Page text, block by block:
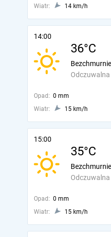
Wiatr:
14 km/h
14:00
36°C
Odczuwalna
Opad: 0 mm
Wiatr:
15 km/h
15:00
35°C
Odczuwalna
Opad: 0 mm
Wiatr:
15 km/h